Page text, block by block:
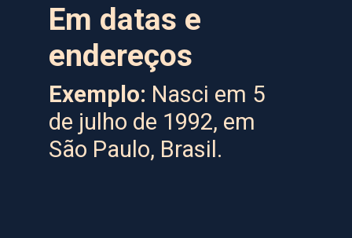
Em datas e
endereços
Exemplo: Nasci em 5
de julho de 1992, em
São Paulo, Brasil.